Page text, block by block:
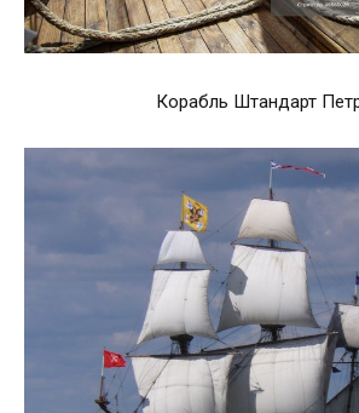
Корабль Штандарт